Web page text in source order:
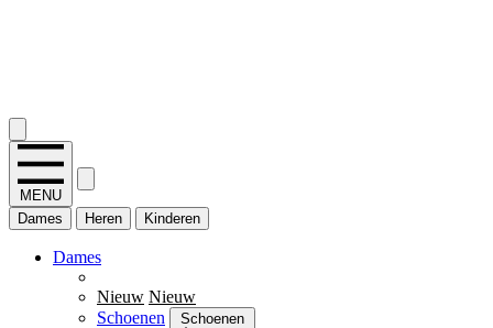
MENU
Dames
Heren Kinderen
Dames
Nieuw Nieuw
Schoenen
Schoenen